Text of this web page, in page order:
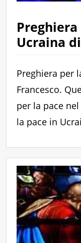
Ucraina
Preghiera per
Francesco.
per la pace
la pace in